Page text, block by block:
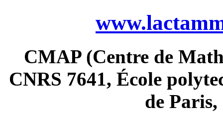
CMAP (Centre de
CNRS 7641, École
de